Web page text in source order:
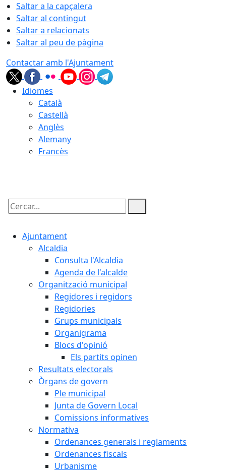
Saltar a la capçalera
Saltar al contingut
Saltar a relacionats
Saltar al peu de pàgina
Contactar amb l'Ajuntament
Idiomes
Català
Castellà
Anglès
Alemany
Francès
Cercar:
Ajuntament
Alcaldia
Consulta l'Alcaldia
Agenda de l'alcalde
Organització municipal
Regidores i regidors
Regidories
Grups municipals
Organigrama
Blocs d'opinió
Els partits opinen
Resultats electorals
Òrgans de govern
Ple municipal
Junta de Govern Local
Comissions informatives
Normativa
Ordenances generals i reglaments
Ordenances fiscals
Urbanisme